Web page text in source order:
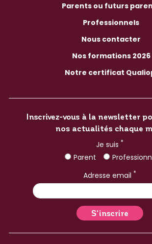
Parents ou futurs
Professionnels
Nous contacter
Nos formations 2026
Notre certificat
Inscrivez-vous à la newsletter
nos actualités chaque
Je suis *
Parent
Adresse email *